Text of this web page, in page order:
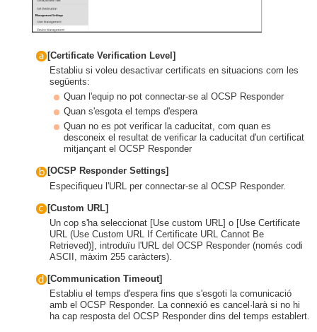
[Certificate Verification Level]
Establiu si voleu desactivar certificats en situacions com les
següents:
Quan l'equip no pot connectar-se al OCSP Responder
Quan s'esgota el temps d'espera
Quan no es pot verificar la caducitat, com quan es
desconeix el resultat de verificar la caducitat d'un certificat
mitjançant el OCSP Responder
[OCSP Responder Settings]
Especifiqueu l'URL per connectar-se al OCSP Responder.
[Custom URL]
Un cop s'ha seleccionat [Use custom URL] o [Use Certificate
URL (Use Custom URL If Certificate URL Cannot Be
Retrieved)], introduïu l'URL del OCSP Responder (només codi
ASCII, màxim 255 caràcters).
[Communication Timeout]
Establiu el temps d'espera fins que s'esgoti la comunicació
amb el OCSP Responder. La connexió es cancel·larà si no hi
ha cap resposta del OCSP Responder dins del temps establert.